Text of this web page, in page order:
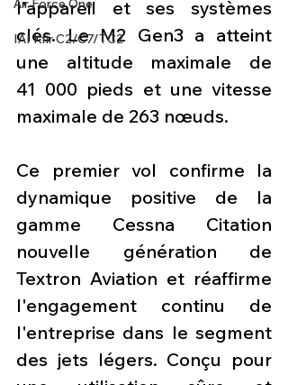
Air Force One
IAI Kfir C2/C7/TC2
l'appareil et ses systèmes
clés. Le M2 Gen3 a atteint
une altitude maximale de
41 000 pieds et une vitesse
maximale de 263 nœuds.
Ce premier vol confirme la
dynamique positive de la
gamme Cessna Citation
nouvelle génération de
Textron Aviation et réaffirme
l'engagement continu de
l'entreprise dans le segment
des jets légers. Conçu pour